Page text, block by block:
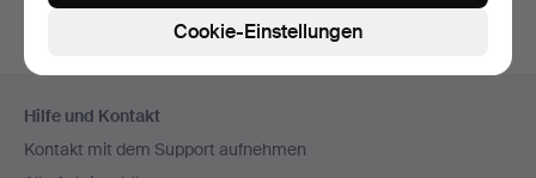
Navigation
Hilfe und Kontakt
Kontakt mit dem Support aufnehmen
Cookie-Einstellungen